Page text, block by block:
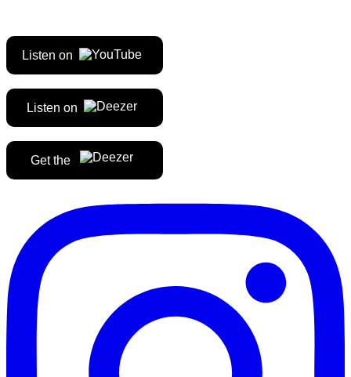
Listen on
Listen on
Get the